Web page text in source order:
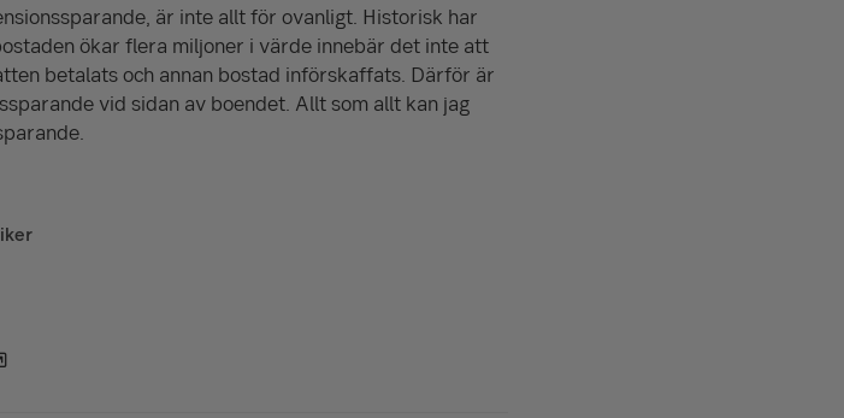
är inte allt för ovanligt. Historisk har
ökar flera miljoner i värde innebär det inte att
betalats och annan bostad införskaffats. Därför är
vid sidan av boendet. Allt som allt kan jag